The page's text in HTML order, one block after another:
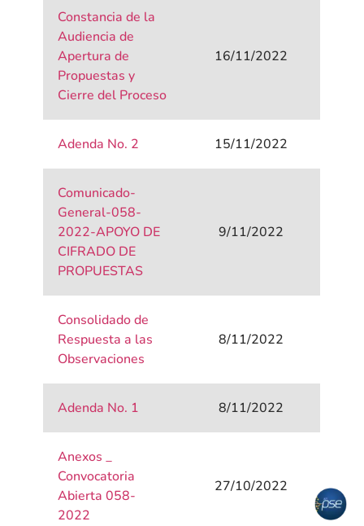
Constancia de la
Audiencia de
Apertura de
Propuestas y
Cierre del Proceso
16/11/2022
Adenda No. 2 15/11/2022
Comunicado-
General-058-
2022-APOYO DE
CIFRADO DE
PROPUESTAS
9/11/2022
Consolidado de
Respuesta a las
Observaciones
8/11/2022
Adenda No. 1 8/11/2022
Anexos _
Convocatoria
Abierta 058-
2022
27/10/2022